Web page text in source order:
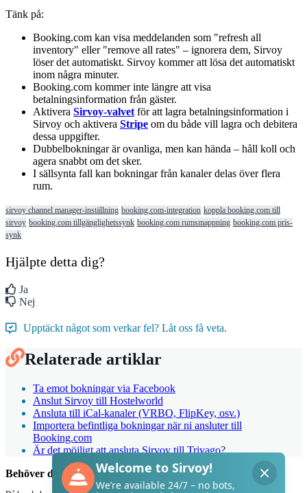
Tänk på:
Booking.com kan visa meddelanden som "refresh all
inventory" eller "remove all rates" – ignorera dem, Sirvoy
löser det automatiskt. Sirvoy kommer att lösa det automatiskt
inom några minuter.
Booking.com kommer inte längre att visa
betalningsinformation från gäster.
Aktivera Sirvoy-valvet för att lagra betalningsinformation i
Sirvoy och aktivera Stripe om du både vill lagra och debitera
dessa uppgifter.
Dubbelbokningar är ovanliga, men kan hända – håll koll och
agera snabbt om det sker.
I sällsynta fall kan bokningar från kanaler delas över flera
rum.
sirvoy channel manager-inställning booking.com-integration koppla booking.com till
sirvoy booking.com tillgänglighetssynk booking.com rumsmappning booking.com pris-
synk
Hjälpte detta dig?
Ja
Nej
Upptäckt något som verkar fel? Låt oss få veta.
Relaterade artiklar
Ta emot bokningar via Facebook
Anslut Sirvoy till Hostelworld
Ansluta till iCal-kanaler (VRBO, FlipKey, osv.)
Importera befintliga bokningar när ni ansluter till
Booking.com
Är det möjligt att ansluta Sirvoy till Trivago?
Behöver du hjälp med Sirvoy?